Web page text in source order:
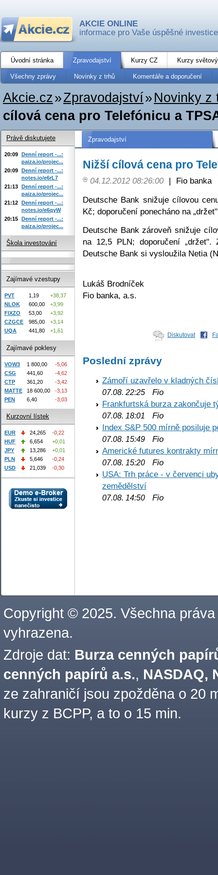
AKCIE ONLINE
informace pro Vaše úspěšné investice
Úvodní stránka Zpravodajství Kurzy CZ Kurzy
Všechny zprávy Novinky z trhů Komentáře a doporučení
Akcie.cz»Zpravodajství» Novinky z
cílová cena pro Telefónicu a
Zpravodajství
Nižší cílová cena pro
04.12.2012 08:26:00 |
Fio banka
Deutsche Bank snižuje cílovou
Kč; doporučení ponecháno na
Deutsche Bank zároveň snižuje
na 12,5 PLN; doporučení „držet".
Deutsche Bank si vysloužila Netia
Lukáš Brodníček
Fio banka, a.s.
Diskutovat
Poslední zprávy
Zámoří uzavřelo v kladných
07.08. 22:25 Fio
Frankfurtská burza zakončuje
07.08. 18:01
Fio
Index S&P 500 mírně posiluje
07.08. 15:49 Fio
Americké futures kontrakty
07.08. 15:20 Fio
USA: Trh práce - v červenci
zemědělství
07.08. 14:50 Fio
Právě diskutujete
20:09 Denní report -...:
paiza.io/projec...
20:09 Denní report -...:
notes.io/e6rL7
21:13 Denní report -...:
paiza.io/projec...
21:12 Denní report -...:
notes.io/e6qyW
20:15 Denní report -...:
paiza.io/projec...
Škola investování
Zajímavé vzestupy
PVT 1,19
+38,37
NLOK
600,00
+3,99
FIXZO
53,00
+3,92
CZGCE
985,00
+3,14
UQA
441,80 +1,61
Zajímavé poklesy
VOW3 1 800,00
-5,06
CSG
441,60
-4,62
CTP
361,20
-3,42
MATTE
18 600,00
-3,13
PEN
6,40 -3,03
Kurzovní lístek
EUR 24,265
-0,22
HUF
6,654
+0,01
JPY
13,286
+0,01
PLN
5,646
-0,24
USD
21,039 -0,30
Copyright © 2025. Všechna práva
vyhrazena.
Zdroje dat: Burza cenných
cenných papírů a.s., NASDAQ,
ze zahraničí jsou zpožděna o 20
kurzy z BCPP, a to o 15 min.